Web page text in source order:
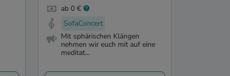
ab 0 €
SofaConcert
Mit sphärischen Klängen
nehmen wir euch mit auf eine
meditat...